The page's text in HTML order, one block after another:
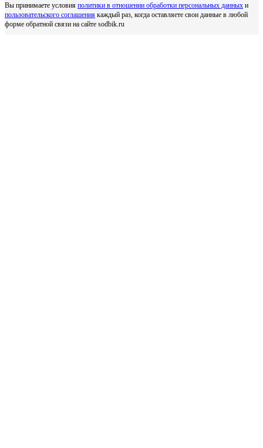
Вы принимаете условия политики в отношении обработки персональных данных и
пользовательского соглашения каждый раз, когда оставляете свои данные в любой
форме обратной связи на сайте sodbik.ru